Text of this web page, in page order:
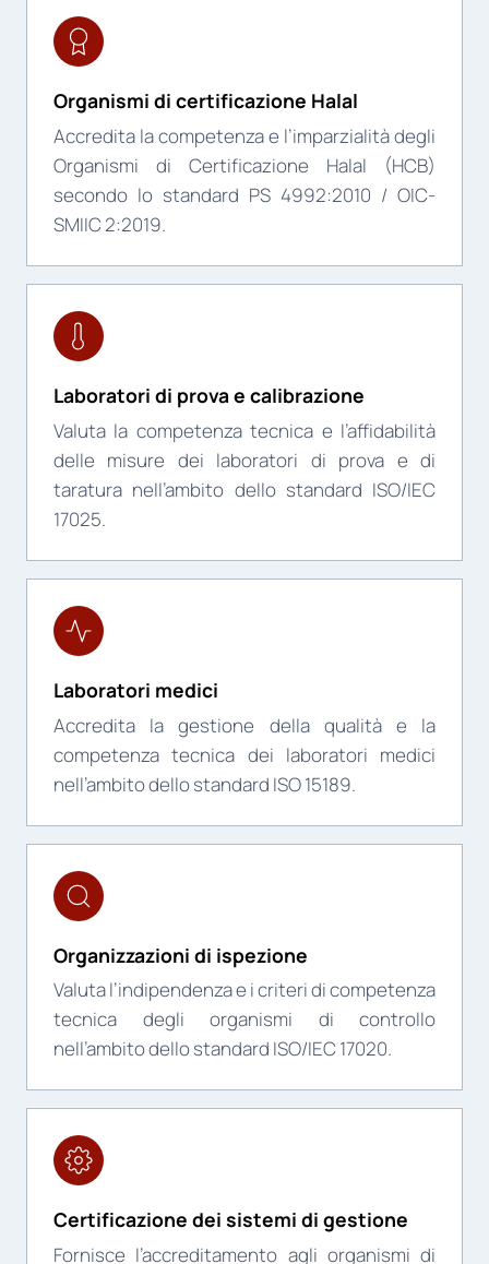
Organismi di certificazione Halal
Accredita la competenza e l’imparzialità degli
Organismi di Certificazione Halal (HCB)
secondo lo standard PS 4992:2010 / OIC-
SMIIC 2:2019.
Laboratori di prova e calibrazione
Valuta la competenza tecnica e l’affidabilità
delle misure dei laboratori di prova e di
taratura nell’ambito dello standard ISO/IEC
17025.
Laboratori medici
Accredita la gestione della qualità e la
competenza tecnica dei laboratori medici
nell’ambito dello standard ISO 15189.
Organizzazioni di ispezione
Valuta l’indipendenza e i criteri di competenza
tecnica degli organismi di controllo
nell’ambito dello standard ISO/IEC 17020.
Certificazione dei sistemi di gestione
Fornisce l’accreditamento agli organismi di